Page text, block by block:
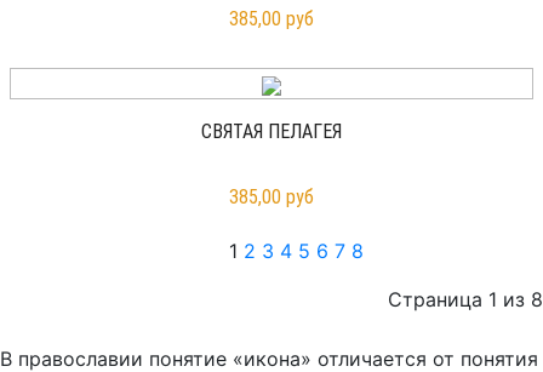
В православии понятие «икона» отличается от понятия
385,00 руб
СВЯТАЯ ПЕЛАГЕЯ
385,00 руб
1 2 3 4 5 6 7 8
Страница 1 из 8